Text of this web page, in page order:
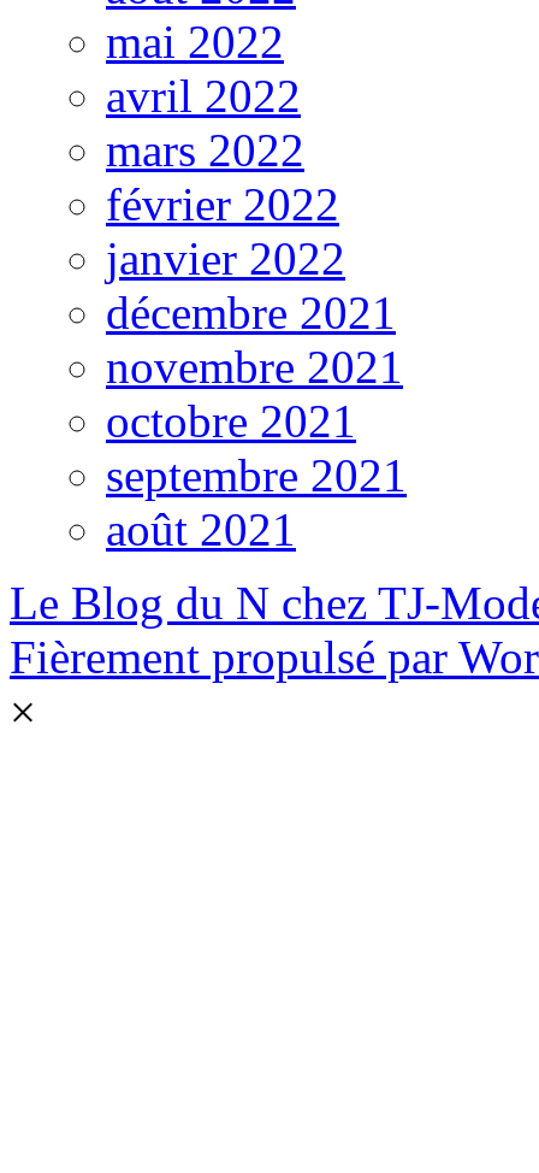
mai 2022
avril 2022
mars 2022
février 2022
janvier 2022
décembre 2021
novembre 2021
octobre 2021
septembre 2021
août 2021
Le Blog du N chez TJ-
Fièrement propulsé par
×